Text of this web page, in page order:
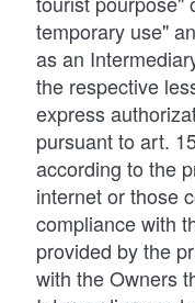
temporary use"
as an
the respective
express
pursuant to art.
according to the
internet or those
compliance with
provided by the
with the Owners